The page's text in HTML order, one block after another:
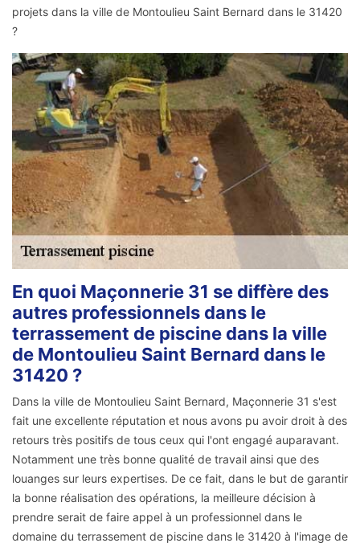
projets dans la ville de Montoulieu Saint Bernard dans le 31420
?
En quoi Maçonnerie 31 se diffère des
autres professionnels dans le
terrassement de piscine dans la ville
de Montoulieu Saint Bernard dans le
31420 ?
Dans la ville de Montoulieu Saint Bernard, Maçonnerie 31 s'est
fait une excellente réputation et nous avons pu avoir droit à des
retours très positifs de tous ceux qui l'ont engagé auparavant.
Notamment une très bonne qualité de travail ainsi que des
louanges sur leurs expertises. De ce fait, dans le but de garantir
la bonne réalisation des opérations, la meilleure décision à
prendre serait de faire appel à un professionnel dans le
domaine du terrassement de piscine dans le 31420 à l'image de